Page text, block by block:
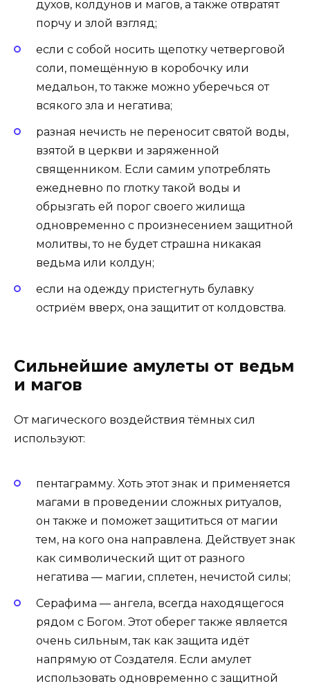
духов, колдунов и магов, а также отвратят
порчу и злой взгляд;
если с собой носить щепотку четверговой
соли, помещённую в коробочку или
медальон, то также можно уберечься от
всякого зла и негатива;
разная нечисть не переносит святой воды,
взятой в церкви и заряженной
священником. Если самим употреблять
ежедневно по глотку такой воды и
обрызгать ей порог своего жилища
одновременно с произнесением защитной
молитвы, то не будет страшна никакая
ведьма или колдун;
если на одежду пристегнуть булавку
остриём вверх, она защитит от колдовства.
Сильнейшие амулеты от ведьм
и магов
От магического воздействия тёмных сил
используют:
пентаграмму. Хоть этот знак и применяется
магами в проведении сложных ритуалов,
он также и поможет защититься от магии
тем, на кого она направлена. Действует знак
как символический щит от разного
негатива — магии, сплетен, нечистой силы;
Серафима — ангела, всегда находящегося
рядом с Богом. Этот оберег также является
очень сильным, так как защита идёт
напрямую от Создателя. Если амулет
использовать одновременно с защитной